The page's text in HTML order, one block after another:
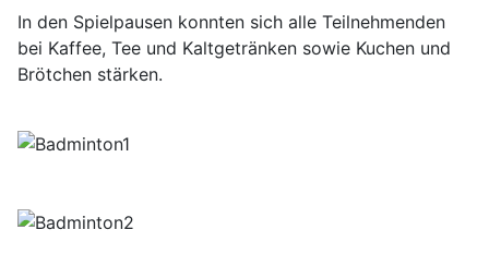
In den Spielpausen konnten sich alle Teilnehmenden
bei Kaffee, Tee und Kaltgetränken sowie Kuchen und
Brötchen stärken.